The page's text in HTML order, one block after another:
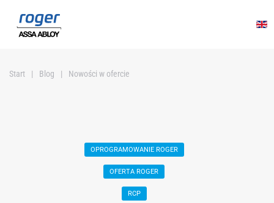
Przejdź do głównej treści
Start Blog Nowości w ofercie
OPROGRAMOWANIE ROGER
OFERTA ROGER
RCP